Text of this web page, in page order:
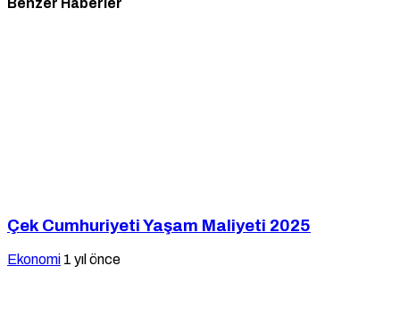
Benzer Haberler
Çek Cumhuriyeti Yaşam Maliyeti 2025
Ekonomi 1 yıl önce